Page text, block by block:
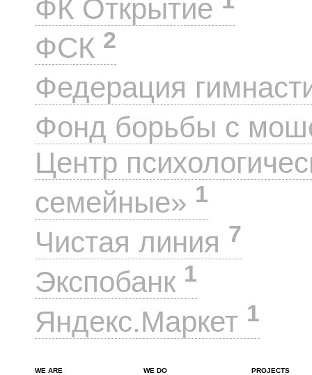
ФК Открытие
ФСК 2
Федерация
Фонд борьбы с
Центр
семейные» 1
Чистая линия 7
Экспобанк 1
Яндекс.Маркет 1
WE ARE WE DO PROJECTS